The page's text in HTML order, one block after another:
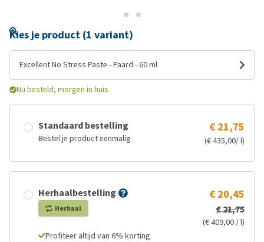
Kies je product (1 variant)
Excellent No Stress Paste - Paard - 60 ml
Nu besteld, morgen in huis
Standaard bestelling
Bestel je product eenmalig
€ 21,75
(€ 435,00/ l)
Herhaalbestelling
Herhaal
€ 20,45
€ 21,75
(€ 409,00 / l)
Profiteer altijd van 6% korting